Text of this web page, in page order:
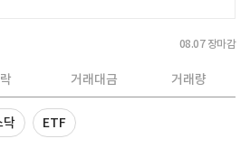
08.07 장마감
거래대금 거래량
닥 ETF